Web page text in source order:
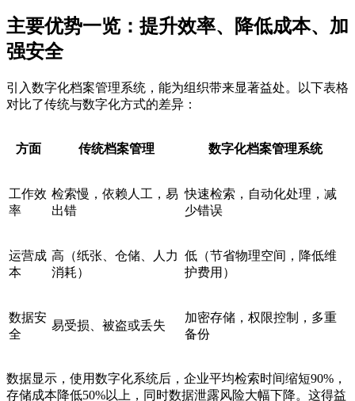
主要优势一览：提升效率、降低成本、加
强安全
引入数字化档案管理系统，能为组织带来显著益处。以下表格
对比了传统与数字化方式的差异：
方面 传统档案管理 数字化档案管理系统
工作效
率
检索慢，依赖人工，易
出错
快速检索，自动化处理，减
少错误
运营成
本
高（纸张、仓储、人力
消耗）
低（节省物理空间，降低维
护费用）
数据安
全
易受损、被盗或丢失
加密存储，权限控制，多重
备份
数据显示，使用数字化系统后，企业平均检索时间缩短90%，
存储成本降低50%以上，同时数据泄露风险大幅下降。这得益